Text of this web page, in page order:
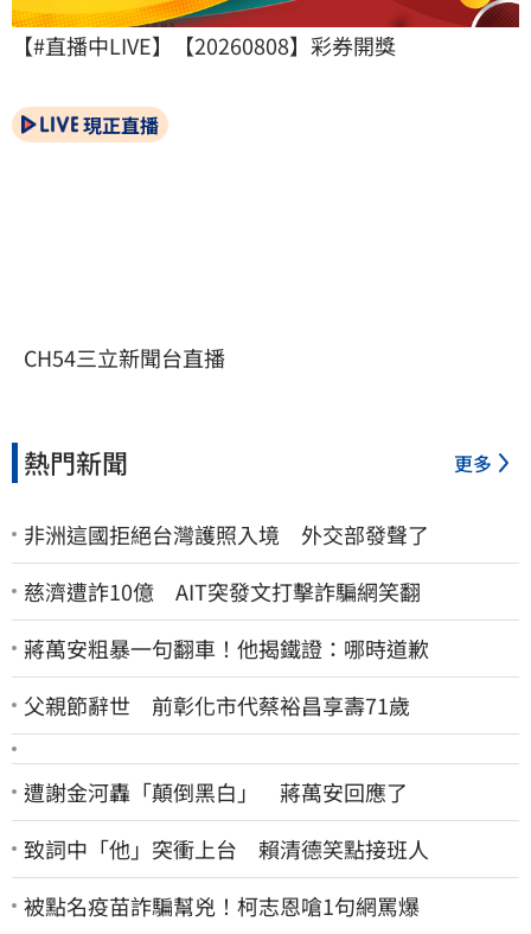
【#直播中LIVE】【20260808】彩券開獎
現正直播
CH54三立新聞台直播
熱門新聞 更多
非洲這國拒絕台灣護照入境 外交部發聲了
慈濟遭詐10億 AIT突發文打擊詐騙網笑翻
蔣萬安粗暴一句翻車！他揭鐵證：哪時道歉
父親節辭世 前彰化市代蔡裕昌享壽71歲
遭謝金河轟「顛倒黑白」 蔣萬安回應了
致詞中「他」突衝上台 賴清德笑點接班人
被點名疫苗詐騙幫兇！柯志恩嗆1句網罵爆